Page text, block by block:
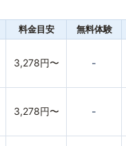
料金目安 無料体験
3,278円〜 -
3,278円〜 -